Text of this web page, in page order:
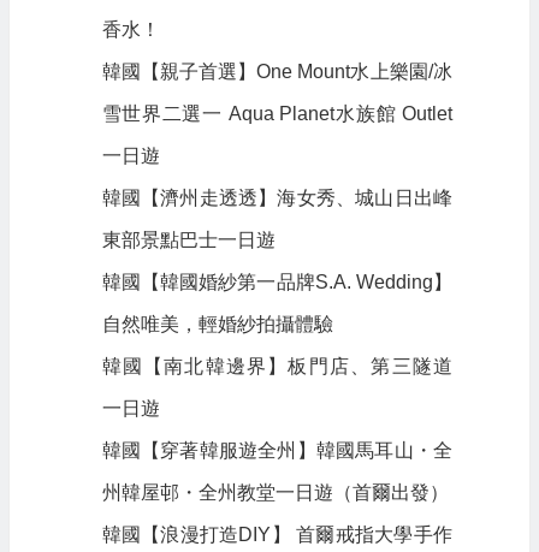
香水！
韓國【親子首選】One Mount水上樂園/冰
雪世界二選一 Aqua Planet水族館 Outlet
一日遊
韓國【濟州走透透】海女秀、城山日出峰
東部景點巴士一日遊
韓國【韓國婚紗第一品牌S.A. Wedding】
自然唯美，輕婚紗拍攝體驗
韓國【南北韓邊界】板門店、第三隧道
一日遊
韓國【穿著韓服遊全州】韓國馬耳山・全
州韓屋邨・全州教堂一日遊（首爾出發）
韓國【浪漫打造DIY】 首爾戒指大學手作